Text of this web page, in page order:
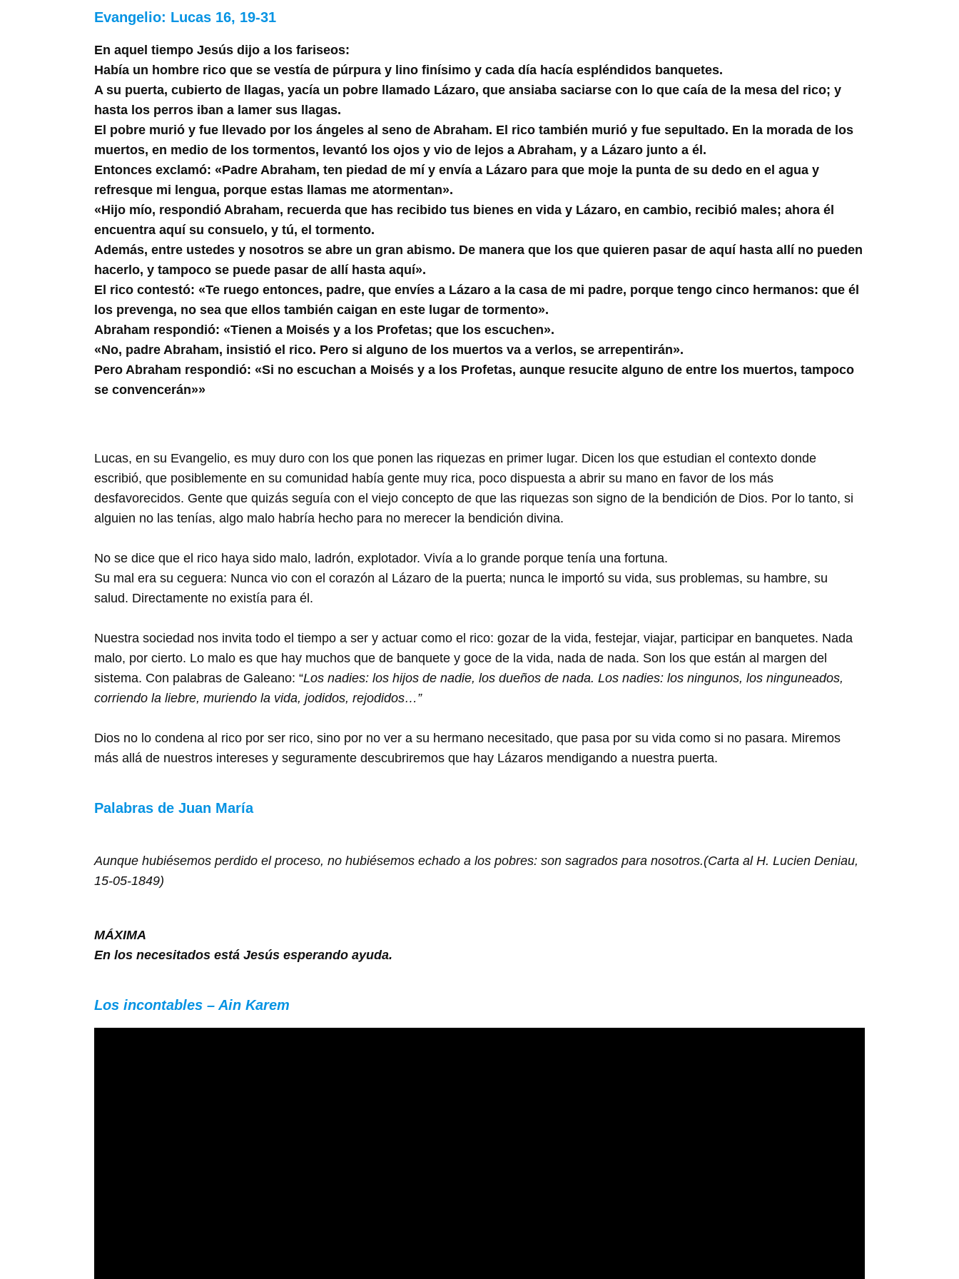
Evangelio: Lucas 16, 19-31
En aquel tiempo Jesús dijo a los fariseos:
Había un hombre rico que se vestía de púrpura y lino finísimo y cada día hacía espléndidos banquetes.
A su puerta, cubierto de llagas, yacía un pobre llamado Lázaro, que ansiaba saciarse con lo que caía de la mesa del rico; y
hasta los perros iban a lamer sus llagas.
El pobre murió y fue llevado por los ángeles al seno de Abraham. El rico también murió y fue sepultado. En la morada de los
muertos, en medio de los tormentos, levantó los ojos y vio de lejos a Abraham, y a Lázaro junto a él.
Entonces exclamó: «Padre Abraham, ten piedad de mí y envía a Lázaro para que moje la punta de su dedo en el agua y
refresque mi lengua, porque estas llamas me atormentan».
«Hijo mío, respondió Abraham, recuerda que has recibido tus bienes en vida y Lázaro, en cambio, recibió males; ahora él
encuentra aquí su consuelo, y tú, el tormento.
Además, entre ustedes y nosotros se abre un gran abismo. De manera que los que quieren pasar de aquí hasta allí no pueden
hacerlo, y tampoco se puede pasar de allí hasta aquí».
El rico contestó: «Te ruego entonces, padre, que envíes a Lázaro a la casa de mi padre, porque tengo cinco hermanos: que él
los prevenga, no sea que ellos también caigan en este lugar de tormento».
Abraham respondió: «Tienen a Moisés y a los Profetas; que los escuchen».
«No, padre Abraham, insistió el rico. Pero si alguno de los muertos va a verlos, se arrepentirán».
Pero Abraham respondió: «Si no escuchan a Moisés y a los Profetas, aunque resucite alguno de entre los muertos, tampoco
se convencerán»»
Lucas, en su Evangelio, es muy duro con los que ponen las riquezas en primer lugar. Dicen los que estudian el contexto donde
escribió, que posiblemente en su comunidad había gente muy rica, poco dispuesta a abrir su mano en favor de los más
desfavorecidos. Gente que quizás seguía con el viejo concepto de que las riquezas son signo de la bendición de Dios. Por lo tanto, si
alguien no las tenías, algo malo habría hecho para no merecer la bendición divina.
No se dice que el rico haya sido malo, ladrón, explotador. Vivía a lo grande porque tenía una fortuna.
Su mal era su ceguera: Nunca vio con el corazón al Lázaro de la puerta; nunca le importó su vida, sus problemas, su hambre, su
salud. Directamente no existía para él.
Nuestra sociedad nos invita todo el tiempo a ser y actuar como el rico: gozar de la vida, festejar, viajar, participar en banquetes. Nada
malo, por cierto. Lo malo es que hay muchos que de banquete y goce de la vida, nada de nada. Son los que están al margen del
sistema. Con palabras de Galeano: “Los nadies: los hijos de nadie, los dueños de nada. Los nadies: los ningunos, los ninguneados,
corriendo la liebre, muriendo la vida, jodidos, rejodidos…”
Dios no lo condena al rico por ser rico, sino por no ver a su hermano necesitado, que pasa por su vida como si no pasara. Miremos
más allá de nuestros intereses y seguramente descubriremos que hay Lázaros mendigando a nuestra puerta.
Palabras de Juan María
Aunque hubiésemos perdido el proceso, no hubiésemos echado a los pobres: son sagrados para nosotros.(Carta al H. Lucien Deniau,
15-05-1849)
MÁXIMA
En los necesitados está Jesús esperando ayuda.
Los incontables – Ain Karem